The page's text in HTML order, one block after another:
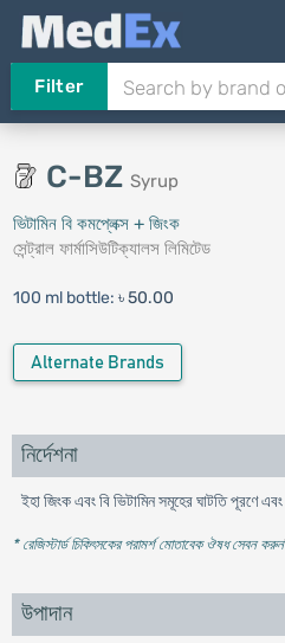
Filter
C-BZ Syrup
ভিটামিন বি কমপ্লেক্স + জিংক
সেন্ট্রাল ফার্মাসিউটিক্যালস লিমিটেড
100 ml bottle: ৳ 50.00
Alternate Brands
নির্দেশনা
ইহা জিংক এবং বি ভিটামিন সমূহের ঘাটতি পূরণে
* রেজিস্টার্ড চিকিৎসকের পরামর্শ মোতাবেক ঔষধ সেবন করুন'
উপাদান